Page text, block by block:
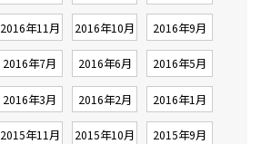
2016年11月 2016年10月 2016年9月
2016年7月 2016年6月 2016年5月
2016年3月 2016年2月 2016年1月
2015年11月 2015年10月 2015年9月